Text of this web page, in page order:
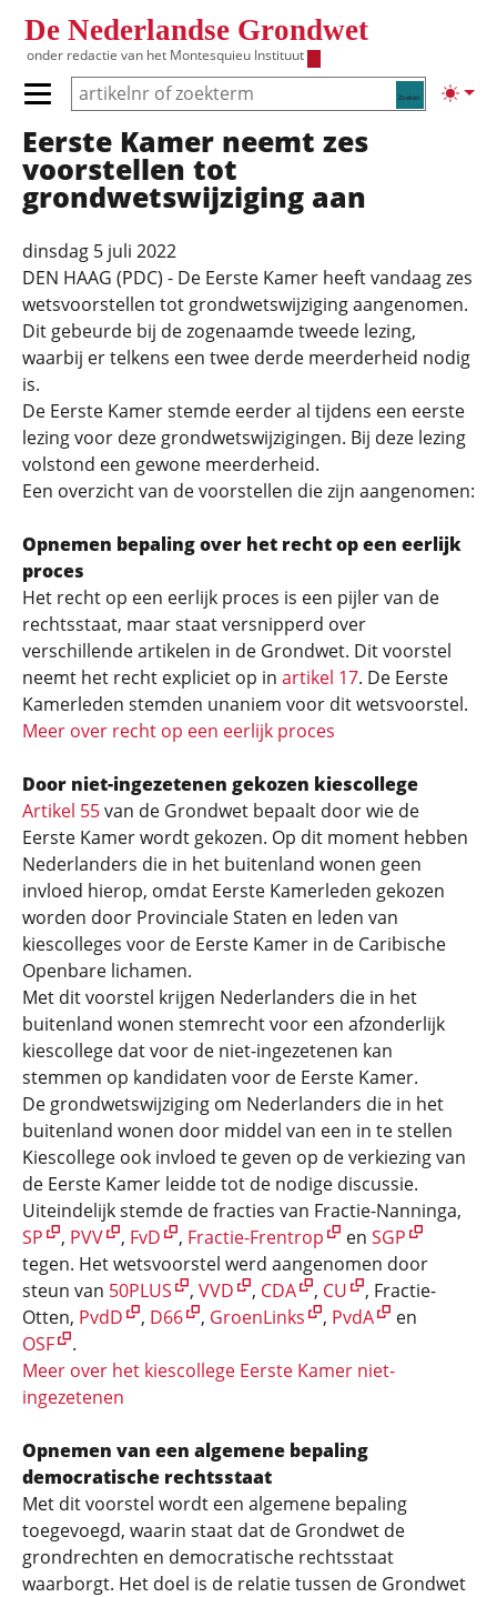
De Nederlandse Grondwet
onder redactie van het Montesquieu Instituut
Zoeken
Primair menu tonen/verbergen
Hoofdnavigatie
Eerste Kamer neemt zes
voorstellen tot
grondwetswijziging aan
dinsdag 5 juli 2022
DEN HAAG (PDC) - De Eerste Kamer heeft vandaag zes
wetsvoorstellen tot grondwetswijziging aangenomen.
Dit gebeurde bij de zogenaamde tweede lezing,
waarbij er telkens een twee derde meerderheid nodig
is.
De Eerste Kamer stemde eerder al tijdens een eerste
lezing voor deze grondwetswijzigingen. Bij deze lezing
volstond een gewone meerderheid.
Een overzicht van de voorstellen die zijn aangenomen:
Opnemen bepaling over het recht op een eerlijk
proces
Het recht op een eerlijk proces is een pijler van de
rechtsstaat, maar staat versnipperd over
verschillende artikelen in de Grondwet. Dit voorstel
neemt het recht expliciet op in artikel 17. De Eerste
Kamerleden stemden unaniem voor dit wetsvoorstel.
Meer over recht op een eerlijk proces
Door niet-ingezetenen gekozen kiescollege
Artikel 55van de Grondwet bepaalt door wie de
Eerste Kamer wordt gekozen. Op dit moment hebben
Nederlanders die in het buitenland wonen geen
invloed hierop, omdat Eerste Kamerleden gekozen
worden door Provinciale Staten en leden van
kiescolleges voor de Eerste Kamer in de Caribische
Openbare lichamen.
Met dit voorstel krijgen Nederlanders die in het
buitenland wonen stemrecht voor een afzonderlijk
kiescollege dat voor de niet-ingezetenen kan
stemmen op kandidaten voor de Eerste Kamer.
De grondwetswijziging om Nederlanders die in het
buitenland wonen door middel van een in te stellen
Kiescollege ook invloed te geven op de verkiezing van
de Eerste Kamer leidde tot de nodige discussie.
Uiteindelijk stemde de fracties van Fractie-Nanninga,
SP
, PVV , FvD , Fractie-Frentrop en SGP
tegen. Het wetsvoorstel werd aangenomen door
steun van 50PLUS , VVD , CDA , CU
, Fractie-
Otten, PvdD , D66 , GroenLinks , PvdA
en
OSF
.
Meer over het kiescollege Eerste Kamer niet-
ingezetenen
Opnemen van een algemene bepaling
democratische rechtsstaat
Met dit voorstel wordt een algemene bepaling
toegevoegd, waarin staat dat de Grondwet de
grondrechten en democratische rechtsstaat
waarborgt. Het doel is de relatie tussen de Grondwet